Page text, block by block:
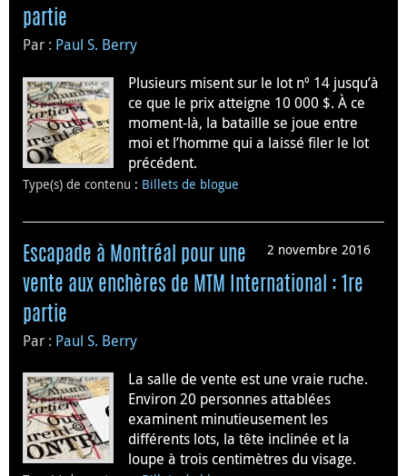
partie
Par : Paul S. Berry
Plusieurs misent sur le lot nº 14 jusqu’à
ce que le prix atteigne 10 000 $. À ce
moment-là, la bataille se joue entre
moi et l’homme qui a laissé filer le lot
précédent.
Type(s) de contenu : Billets de blogue
2 novembre 2016
Escapade à Montréal pour une
vente aux enchères de MTM International : 1re
partie
Par : Paul S. Berry
La salle de vente est une vraie ruche.
Environ 20 personnes attablées
examinent minutieusement les
différents lots, la tête inclinée et la
loupe à trois centimètres du visage.